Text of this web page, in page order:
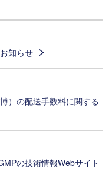
知らせ
）の配送手数料に関する
の技術情報Webサイト